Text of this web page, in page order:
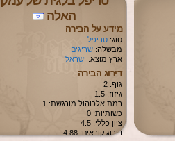
האלה
מידע על הבירה
סוג: טריפל
מבשלה: שריגים
ארץ מוצא: ישראל
דירוג הבירה
גוף: 2
גיזוז: 1.5
רמת אלכוהול מורגשת: 1
כשותיות: 0
ציון כללי: 4.5
דירוג קוראים: 4.88